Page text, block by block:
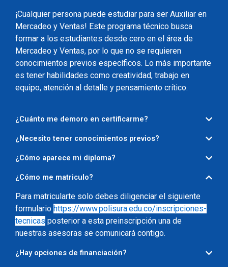
¡Cualquier persona puede estudiar para ser Auxiliar en
Mercadeo y Ventas! Este programa técnico busca
formar a los estudiantes desde cero en el área de
Mercadeo y Ventas, por lo que no se requieren
conocimientos previos específicos. Lo más importante
es tener habilidades como creatividad, trabajo en
equipo, atención al detalle y pensamiento crítico.
¿Cuánto me demoro en certificarme?
¿Necesito tener conocimientos previos?
¿Cómo aparece mi diploma?
¿Cómo me matriculo?
Para matricularte solo debes diligenciar el siguiente
formulario https://www.polisura.edu.co/inscripciones-
tecnicas posterior a esta preinscripción una de
nuestras asesoras se comunicará contigo.
¿Hay opciones de financiación?